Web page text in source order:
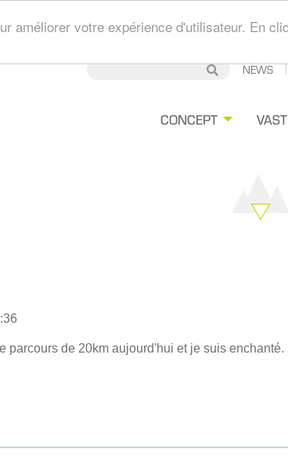
améliorer votre expérience d'utilisateur. En
CONCEPT
ZoekenNEWS
parcours de 20km aujourd'hui et je suis